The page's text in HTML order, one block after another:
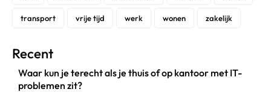
transport vrije tijd werk wonen zakelijk
Recent
Waar kun je terecht als je thuis of op kantoor met IT-
problemen zit?